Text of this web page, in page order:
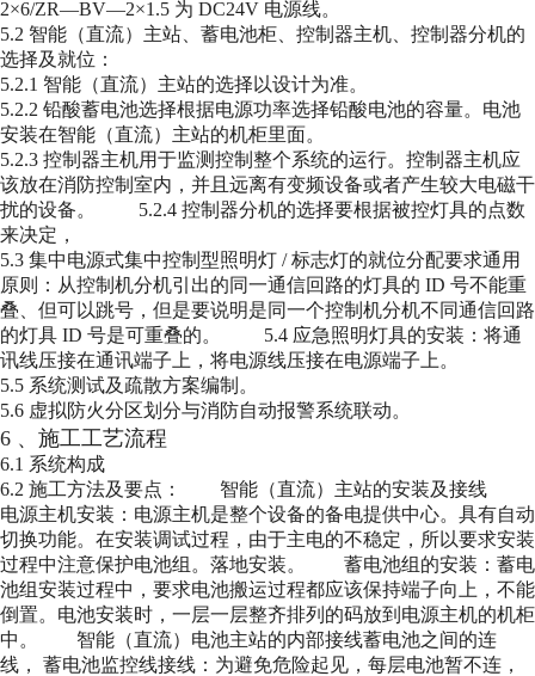
2×6/ZR—BV—2×1.5 为 DC24V 电源线。
5.2 智能（直流）主站、蓄电池柜、控制器主机、控制器分机的
选择及就位：
5.2.1 智能（直流）主站的选择以设计为准。
5.2.2 铅酸蓄电池选择根据电源功率选择铅酸电池的容量。电池
安装在智能（直流）主站的机柜里面。
5.2.3 控制器主机用于监测控制整个系统的运行。控制器主机应
该放在消防控制室内，并且远离有变频设备或者产生较大电磁干
扰的设备。
5.2.4 控制器分机的选择要根据被控灯具的点数
来决定，
5.3 集中电源式集中控制型照明灯 / 标志灯的就位分配要求通用
原则：从控制机分机引出的同一通信回路的灯具的 ID 号不能重
叠、但可以跳号，但是要说明是同一个控制机分机不同通信回路
的灯具 ID 号是可重叠的。 5.4 应急照明灯具的安装：将通
讯线压接在通讯端子上，将电源线压接在电源端子上。
5.5 系统测试及疏散方案编制。
5.6 虚拟防火分区划分与消防自动报警系统联动。
6 、施工工艺流程
6.1 系统构成
6.2 施工方法及要点： 智能（直流）主站的安装及接线
电源主机安装：电源主机是整个设备的备电提供中心。具有自动
切换功能。在安装调试过程，由于主电的不稳定，所以要求安装
过程中注意保护电池组。落地安装。 蓄电池组的安装：蓄电
池组安装过程中，要求电池搬运过程都应该保持端子向上，不能
倒置。电池安装时，一层一层整齐排列的码放到电源主机的机柜
中。 智能（直流）电池主站的内部接线蓄电池之间的连
线，
蓄电池监控线接线：为避免危险起见，每层电池暂不连，